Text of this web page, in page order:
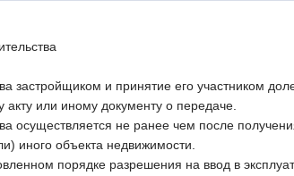
застройщиком и принятие его участником
или иному документу о передаче.
осуществляется не ранее чем после
иного объекта недвижимости.
порядке разрешения на ввод в